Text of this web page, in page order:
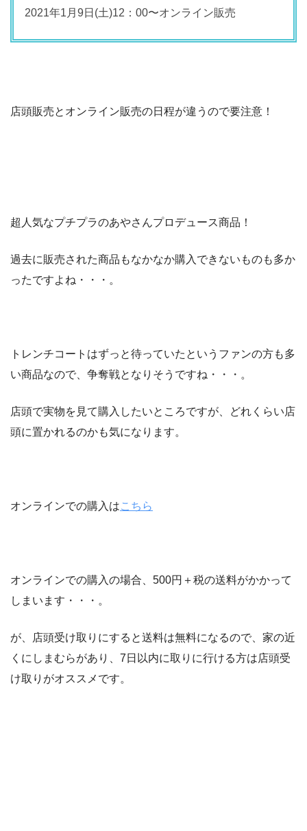
2021年1月9日(土)12：00〜オンライン販売
店頭販売とオンライン販売の日程が違うので要注意！
超人気なプチプラのあやさんプロデュース商品！
過去に販売された商品もなかなか購入できないものも多か
ったですよね・・・。
トレンチコートはずっと待っていたというファンの方も多
い商品なので、争奪戦となりそうですね・・・。
店頭で実物を見て購入したいところですが、どれくらい店
頭に置かれるのかも気になります。
オンラインでの購入はこちら
オンラインでの購入の場合、500円＋税の送料がかかって
しまいます・・・。
が、店頭受け取りにすると送料は無料になるので、家の近
くにしまむらがあり、7日以内に取りに行ける方は店頭受
け取りがオススメです。